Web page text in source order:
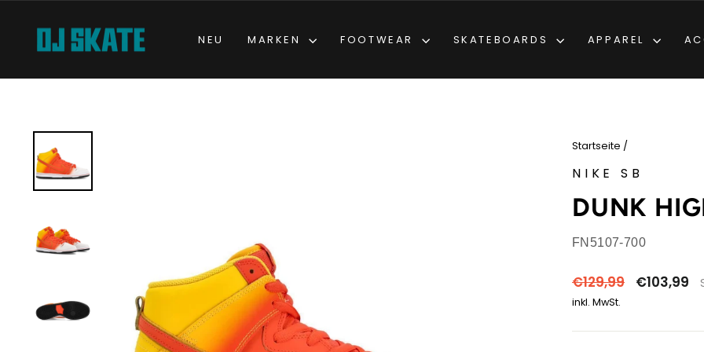
NEU MARKEN FOOTWEAR SKATEBOARDS APPAREL
Startseite /
NIKE SB
DUNK
FN5107-700
Normaler
Preis
€129,99 Sonderpreis
€103,99
inkl. MwSt.